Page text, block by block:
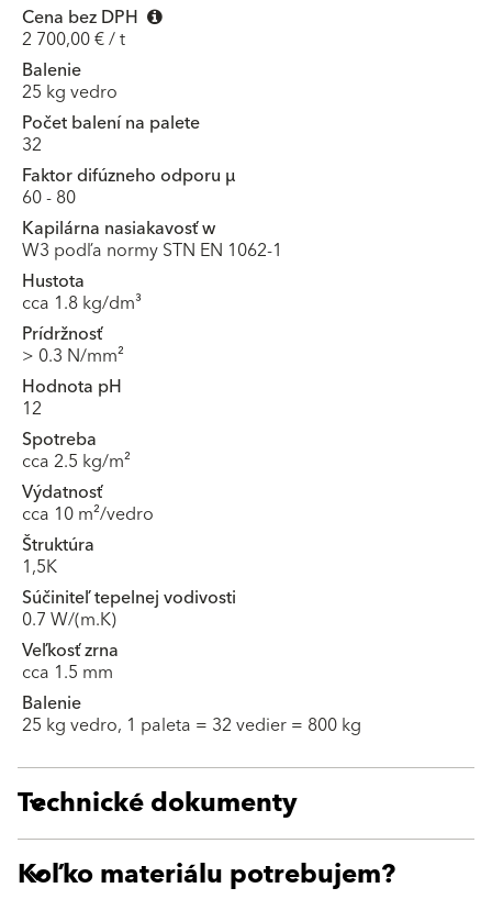
Cena bez DPH
2 700,00 € / t
Balenie
25 kg vedro
Počet balení na palete
32
Faktor difúzneho odporu μ
60 - 80
Kapilárna nasiakavosť w
W3 podľa normy STN EN 1062-1
Hustota
cca 1.8 kg/dm³
Prídržnosť
> 0.3 N/mm²
Hodnota pH
12
Spotreba
cca 2.5 kg/m²
Výdatnosť
cca 10 m²/vedro
Štruktúra
1,5K
Súčiniteľ tepelnej vodivosti
0.7 W/(m.K)
Veľkosť zrna
cca 1.5 mm
Balenie
25 kg vedro, 1 paleta = 32 vedier = 800 kg
Technické dokumenty
Koľko materiálu potrebujem?